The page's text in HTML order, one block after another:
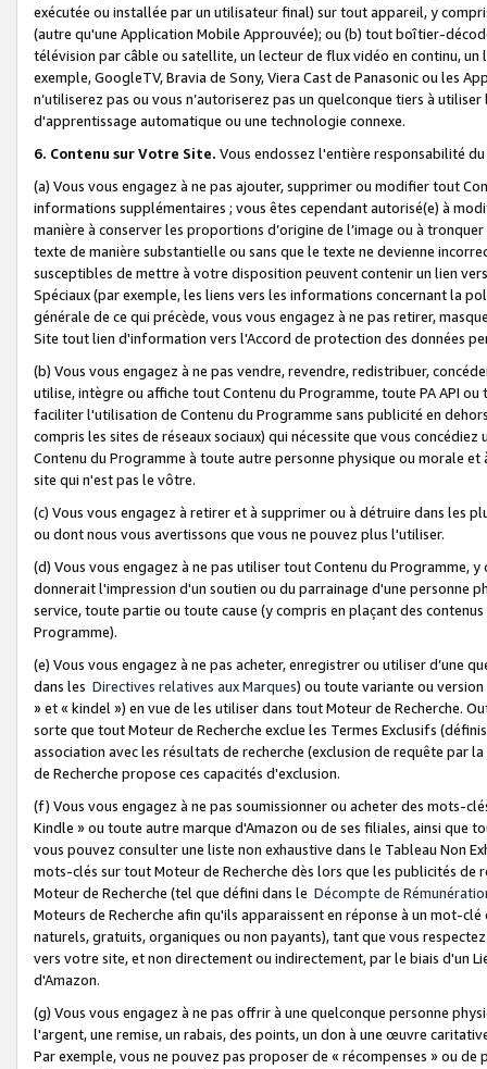
exécutée ou installée par un utilisateur final) sur tout appareil, y
(autre qu'une Application Mobile Approuvée); ou (b) tout boîtier-
télévision par câble ou satellite, un lecteur de flux vidéo en continu,
exemple, GoogleTV, Bravia de Sony, Viera Cast de Panasonic ou les
n’utiliserez pas ou vous n’autoriserez pas un quelconque tiers à
d'apprentissage automatique ou une technologie connexe.
6. Contenu sur Votre Site. Vous endossez l'entière responsabilité
(a) Vous vous engagez à ne pas ajouter, supprimer ou modifier tout
informations supplémentaires ; vous êtes cependant autorisé(e) à
manière à conserver les proportions d’origine de l’image ou à
texte de manière substantielle ou sans que le texte ne devienne
susceptibles de mettre à votre disposition peuvent contenir un lien
Spéciaux (par exemple, les liens vers les informations concernant la
générale de ce qui précède, vous vous engagez à ne pas retirer,
Site tout lien d'information vers l'Accord de protection des données
(b) Vous vous engagez à ne pas vendre, revendre, redistribuer,
utilise, intègre ou affiche tout Contenu du Programme, toute PA API
faciliter l'utilisation de Contenu du Programme sans publicité en
compris les sites de réseaux sociaux) qui nécessite que vous
Contenu du Programme à toute autre personne physique ou morale
site qui n'est pas le vôtre.
(c) Vous vous engagez à retirer et à supprimer ou à détruire dans les
ou dont nous vous avertissons que vous ne pouvez plus l'utiliser.
(d) Vous vous engagez à ne pas utiliser tout Contenu du Programme,
donnerait l'impression d'un soutien ou du parrainage d'une personne
service, toute partie ou toute cause (y compris en plaçant des
Programme).
(e) Vous vous engagez à ne pas acheter, enregistrer ou utiliser d’une
dans les Directives relatives aux Marques) ou toute variante ou
» et « kindel ») en vue de les utiliser dans tout Moteur de Recherche.
sorte que tout Moteur de Recherche exclue les Termes Exclusifs
association avec les résultats de recherche (exclusion de requête
de Recherche propose ces capacités d'exclusion.
(f) Vous vous engagez à ne pas soumissionner ou acheter des mots-
Kindle » ou toute autre marque d'Amazon ou de ses filiales, ainsi que
vous pouvez consulter une liste non exhaustive dans le Tableau Non
mots-clés sur tout Moteur de Recherche dès lors que les publicités de
Moteur de Recherche (tel que défini dans le Décompte de
Moteurs de Recherche afin qu'ils apparaissent en réponse à un mot-
naturels, gratuits, organiques ou non payants), tant que vous
vers votre site, et non directement ou indirectement, par le biais d'un
d'Amazon.
(g) Vous vous engagez à ne pas offrir à une quelconque personne
l'argent, une remise, un rabais, des points, un don à une œuvre
Par exemple, vous ne pouvez pas proposer de « récompenses » ou